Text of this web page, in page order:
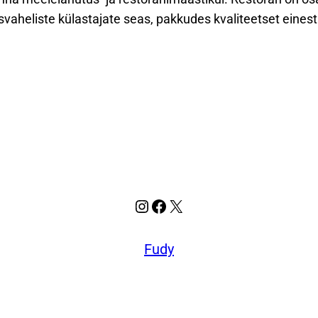
külastajate seas, pakkudes kvaliteetset
Instagram
Facebook
X
Fudy